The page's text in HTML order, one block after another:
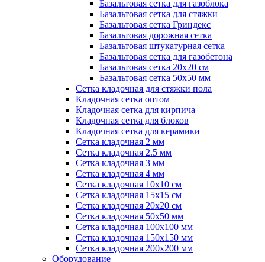
Базальтовая сетка для газоблока
Базальтовая сетка для стяжки
Базальтовая сетка Гриндекс
Базальтовая дорожная сетка
Базальтовая штукатурная сетка
Базальтовая сетка для газобетона
Базальтовая сетка 20x20 см
Базальтовая сетка 50x50 мм
Сетка кладочная для стяжки пола
Кладочная сетка оптом
Кладочная сетка для кирпича
Кладочная сетка для блоков
Кладочная сетка для керамики
Сетка кладочная 2 мм
Сетка кладочная 2.5 мм
Сетка кладочная 3 мм
Сетка кладочная 4 мм
Сетка кладочная 10x10 см
Сетка кладочная 15x15 см
Сетка кладочная 20x20 см
Сетка кладочная 50x50 мм
Сетка кладочная 100x100 мм
Сетка кладочная 150x150 мм
Сетка кладочная 200x200 мм
Оборудование